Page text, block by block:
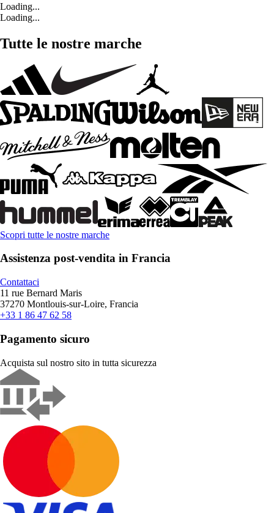
Loading...
Loading...
Tutte le nostre marche
Scopri tutte le nostre marche
Assistenza post-vendita in Francia
Contattaci
11 rue Bernard Maris
37270 Montlouis-sur-Loire, Francia
+33 1 86 47 62 58
Pagamento sicuro
Acquista sul nostro sito in tutta sicurezza